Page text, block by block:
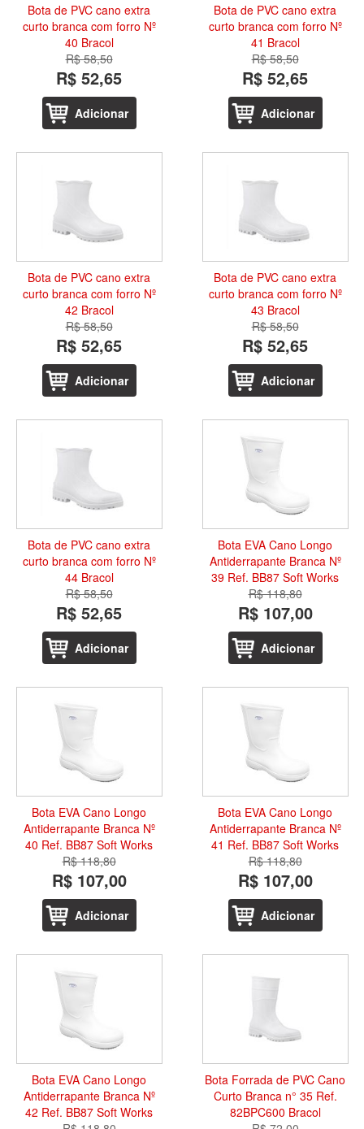
Bota de PVC cano extra
curto branca com forro Nº
40 Bracol
R$ 58,50
R$ 52,65
Adicionar
Bota de PVC cano extra
curto branca com forro Nº
41 Bracol
R$ 58,50
R$ 52,65
Adicionar
Bota de PVC cano extra
curto branca com forro Nº
42 Bracol
R$ 58,50
R$ 52,65
Adicionar
Bota de PVC cano extra
curto branca com forro Nº
43 Bracol
R$ 58,50
R$ 52,65
Adicionar
Bota de PVC cano extra
curto branca com forro Nº
44 Bracol
R$ 58,50
R$ 52,65
Adicionar
Bota EVA Cano Longo
Antiderrapante Branca Nº
39 Ref. BB87 Soft Works
R$ 118,80
R$ 107,00
Adicionar
Bota EVA Cano Longo
Antiderrapante Branca Nº
40 Ref. BB87 Soft Works
R$ 118,80
R$ 107,00
Adicionar
Bota EVA Cano Longo
Antiderrapante Branca Nº
41 Ref. BB87 Soft Works
R$ 118,80
R$ 107,00
Adicionar
Bota EVA Cano Longo
Antiderrapante Branca Nº
42 Ref. BB87 Soft Works
Bota Forrada de PVC Cano
Curto Branca n° 35 Ref.
82BPC600 Bracol